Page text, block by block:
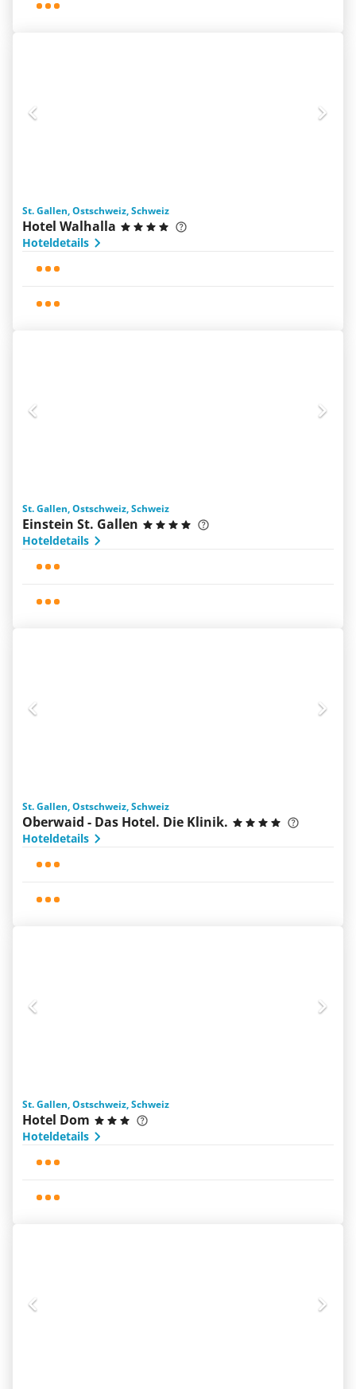
St. Gallen, Ostschweiz, Schweiz
Hotel Walhalla
Hoteldetails
St. Gallen, Ostschweiz, Schweiz
Einstein St. Gallen
Hoteldetails
St. Gallen, Ostschweiz, Schweiz
Oberwaid - Das Hotel. Die Klinik.
Hoteldetails
St. Gallen, Ostschweiz, Schweiz
Hotel Dom
Hoteldetails